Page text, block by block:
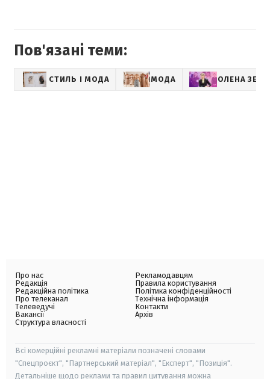
Пов'язані теми:
СТИЛЬ І МОДА МОДА ОЛЕНА
Про нас
Редакція
Редакційна політика
Про телеканал
Телеведучі
Вакансії
Структура власності
Рекламодавцям
Правила користування
Політика конфіденційності
Технічна інформація
Контакти
Архів
Всі комерційні рекламні матеріали позначені словами
"Спецпроєкт", "Партнерський матеріал", "Експерт", "Позиція".
Детальніше щодо реклами та правил цитування можна